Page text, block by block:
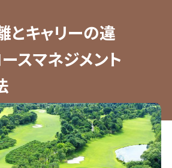
とキャリーの違
スマネジメント